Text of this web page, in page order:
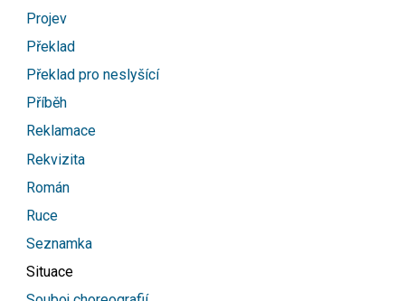
Projev
Překlad
Překlad pro neslyšící
Příběh
Reklamace
Rekvizita
Román
Ruce
Seznamka
Situace